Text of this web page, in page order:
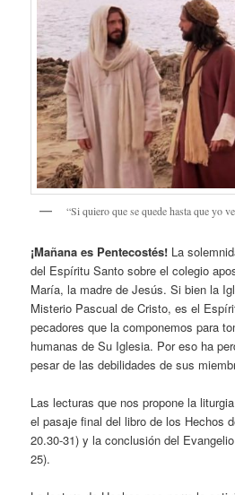
“Si quiero que se quede hasta que yo
¡Mañana es Pentecostés! La
del Espíritu Santo sobre el colegio
María, la madre de Jesús. Si bien la
Misterio Pascual de Cristo, es el
pecadores que la componemos para
humanas de Su Iglesia. Por eso ha
pesar de las debilidades de sus
Las lecturas que nos propone la
el pasaje final del libro de los Hechos
20.30-31) y la conclusión del
25).